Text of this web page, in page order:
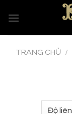
TRANG CHỦ /